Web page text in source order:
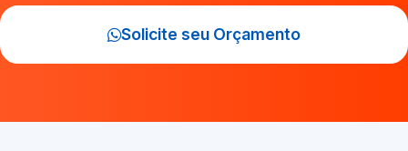
Solicite seu Orçamento